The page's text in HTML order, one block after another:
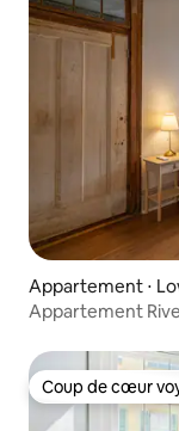
Appartement ⋅
Appartement
Coup de cœur
Coup de cœur